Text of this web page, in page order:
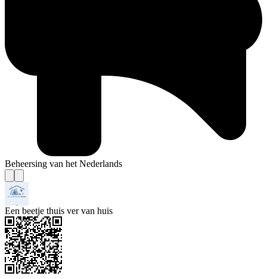
Beheersing van het Nederlands
Een beetje thuis ver van huis